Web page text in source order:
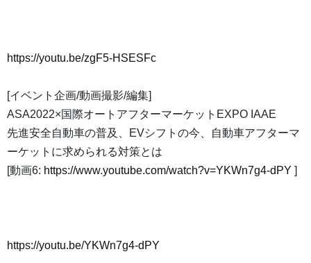
https://youtu.be/zgF5-HSESFc
[イベント企画/動画撮影/編集]
ASA2022×国際オートアフターマーケットEXPO IAAE
先進安全自動車の普及、EVシフトの今、自動車アフターマ
ーケットに求められる対策とは
[動画6: https://www.youtube.com/watch?v=YKWn7g4-dPY ]
https://youtu.be/YKWn7g4-dPY